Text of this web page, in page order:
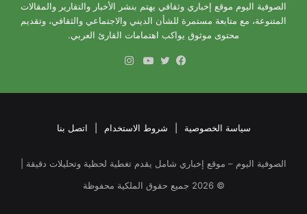
الصوفية اليوم موقع إخباري وثقافي يهتم بنشر الأخبار والتقارير والمقالات
المتنوعة، مع متابعة مستمرة للشأن الديني والاجتماعي والثقافي، وتقديم
محتوى موثوق يواكب اهتمامات القارئ العربي.
سياسة الخصوصية شروط الاستخدام اتصل بنا
الصوفية اليوم – موقع إخباري شامل يقدم تغطية لحظية وتحليلات دقيقة |
©
2026 جميع حقوق الملكية محفوظة